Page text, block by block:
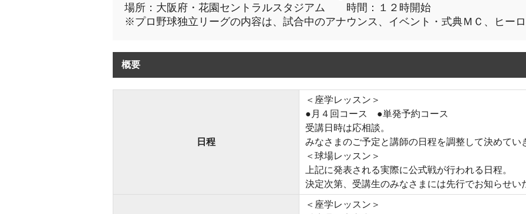
場所：大阪府・花園セントラルスタジアム 時間：１２時開始
※プロ野球独立リーグの内容は、試合中のアナウンス、イベント・式典ＭＣ、ヒーロ
概要
日程
＜座学レッスン＞
●月４回コース ●単発予約コース
受講日時は応相談。
みなさまのご予定と講師の日程を調整して決めてい
＜球場レッスン＞
上記に発表される実際に公式戦が行われる日程。
決定次第、受講生のみなさまには先行でお知らせい
＜座学レッスン＞